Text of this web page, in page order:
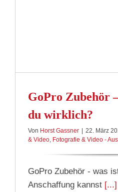
GoPro Zubehör
du wirklich?
Von Horst Gassner 22. März
& Video, Fotografie & Video -
GoPro Zubehör - was
Anschaffung kannst [...]